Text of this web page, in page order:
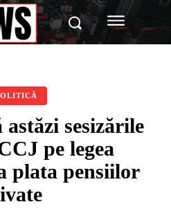
sesizările
pe legea
plata pensiilor